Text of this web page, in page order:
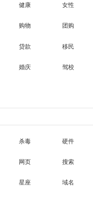
健康 女性
购物 团购
贷款 移民
婚庆 驾校
杀毒 硬件
网页 搜索
星座 域名